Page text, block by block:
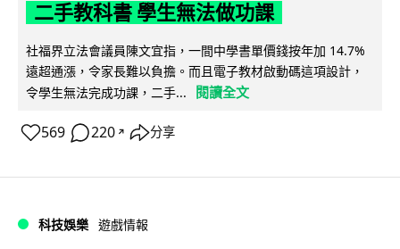
二手教科書 學生無法做功課
社福界立法會議員陳文宜指，一間中學書單價錢按年加 14.7%
遠超通漲，令家長難以負擔。而且電子教材啟動碼這項設計，
令學生無法完成功課，二手...
閱讀全文
569 220 ↗ 分享
科技娛樂 遊戲情報